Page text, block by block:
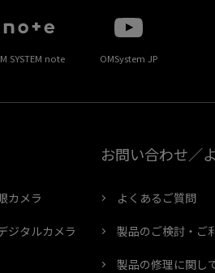
SYSTEM note OMSystem JP
カメラ
ジタルカメラ
お問い合わせ／
よくあるご質問
製品のご検討・ご
製品の修理に関し